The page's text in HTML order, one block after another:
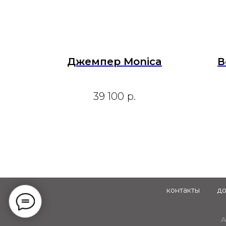
Джемпер Monica
39 100 р.
контакты